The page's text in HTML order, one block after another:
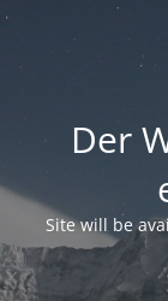
Der
Site will be